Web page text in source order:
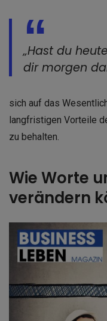
„Hast du
dir morgen
sich auf das
langfristigen Vorteile
zu behalten.
Wie Worte
verändern